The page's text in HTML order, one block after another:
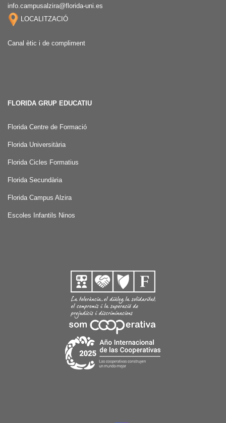
info.campusalzira@florida-uni.es
LOCALITZACIÓ
Canal ètic i de compliment
FLORIDA GRUP EDUCATIU
Florida Centre de Formació
Florida Universitària
Florida Cicles Formatius
Florida Secundària
Florida Campus Alzira
Escoles Infantils Ninos